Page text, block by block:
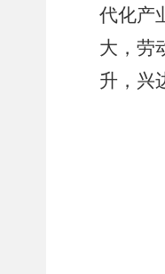
代化产
大，劳
升，兴